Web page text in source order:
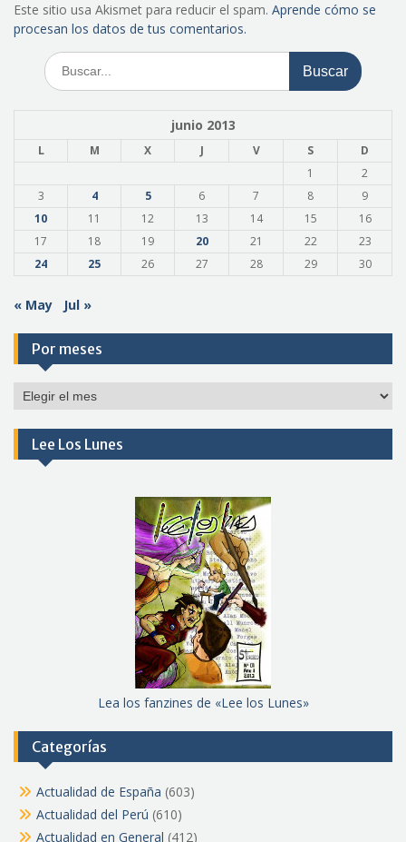
Este sitio usa Akismet para reducir el spam. Aprende cómo se
procesan los datos de tus comentarios.
Buscar:
junio 2013
L M X J V S
D
1
2
3
4 5 6 7 8
9
10
11 12 13 14 15
16
17
18 19 20 21 22
23
24
25 26 27 28 29 30
« May Jul »
Por meses
Por
Lee Los Lunes
Lea los fanzines de «Lee los Lunes»
Categorías
Actualidad de España (603)
Actualidad del Perú (610)
Actualidad en General (412)